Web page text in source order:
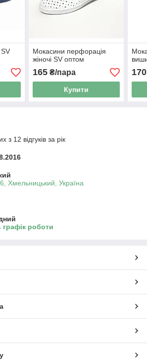
Мокасини перфорація
жіночі SV оптом
165₴/пара
Купити
170
з 12 відгуків за рік
Хмельницький, Україна
графік роботи